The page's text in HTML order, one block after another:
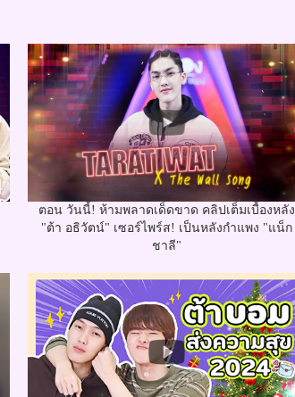
ตอน วันนี้! ห้ามพลาดเด็ดขาด คลิปเต็มเบื้องหลัง
"ต้า อธิวัตน์" เซอร์ไพร์ส! เป็นหลังกำแพง "แน็ก
ชาลี"